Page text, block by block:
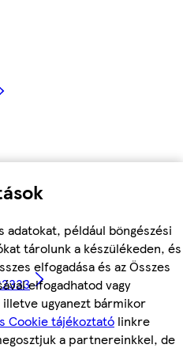
adatokat, például böngészési
tárolunk a készülékeden, és
elfogadása és az Összes
elfogadhatod vagy
ugyanezt bármikor
Cookie tájékoztató linkre
a partnereinkkel, de